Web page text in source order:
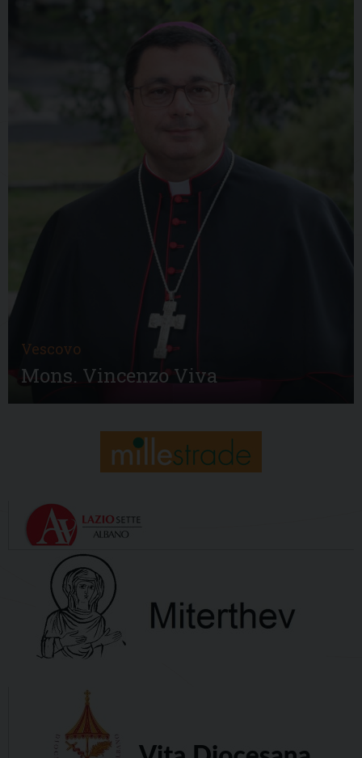
Vescovo
Mons. Vincenzo Viva